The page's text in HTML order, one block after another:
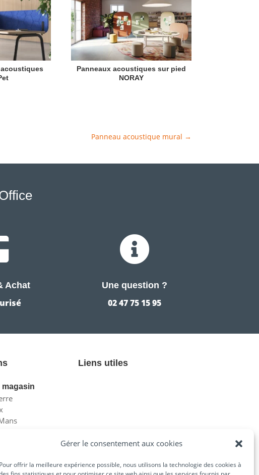
Gérer le consentement aux cookies
Pour offrir la meilleure expérience possible, nous utilisons la technologie des cookies à
Panneaux acoustiques sur pied
NORAY
Panneau acoustique mural →
Achat

Une question ?
02 47 75 15 95
magasin
Liens utiles